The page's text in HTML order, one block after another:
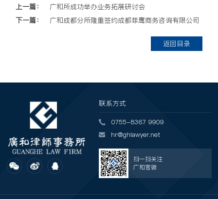
上一篇：
广和所成功举办业务拓展研讨会
下一篇：
广和成都分所隆重签约成都菲鹰商务咨询有限公司
返回目录
联系方式
0755-8367 9909
hr@ghlawyer.net
扫一扫关注
广和官微